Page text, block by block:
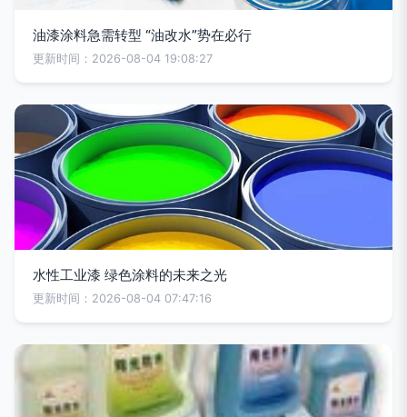
油漆涂料急需转型 “油改水”势在必行
更新时间：2026-08-04 19:08:27
水性工业漆 绿色涂料的未来之光
更新时间：2026-08-04 07:47:16